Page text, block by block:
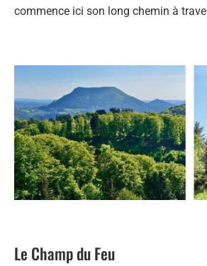
commence ici son long chemin à
Le Champ du Feu